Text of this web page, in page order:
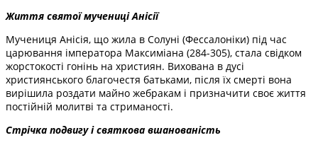
Життя святої мучениці Анісії
Мучениця Анісія, що жила в Солуні (Фессалоніки) під час
царювання імператора Максиміана (284-305), стала свідком
жорстокості гонінь на християн. Вихована в дусі
християнського благочестя батьками, після їх смерті вона
вирішила роздати майно жебракам і призначити своє життя
постійній молитві та стриманості.
Стрічка подвигу і святкова вшанованість